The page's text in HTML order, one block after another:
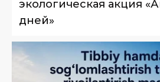
экологическая акция
дней»